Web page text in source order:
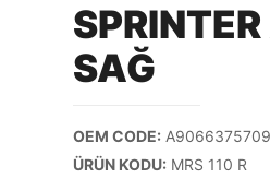
SAĞ
OEM CODE: A9066375709
ÜRÜN KODU: MRS 110 R